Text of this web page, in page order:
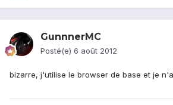
GunnnerMC
Posté(e) 6 août 2012
bizarre, j'utilise le browser de base et je